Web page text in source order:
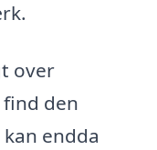
over
den
endda